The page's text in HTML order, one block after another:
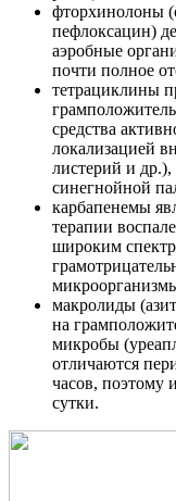
фторхинолоны
пефлоксацин)
аэробные
почти полное
тетрациклины
средства
локализацией
листерий и
синегнойной
карбапенемы
терапии
широким
макролиды
на
микробы
отличаются
часов, поэтому
сутки.